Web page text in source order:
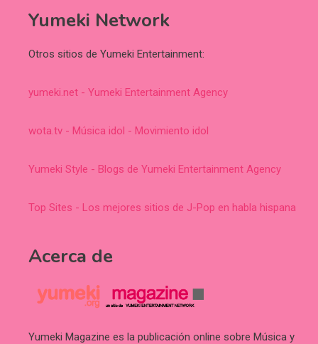
Yumeki Network
Otros sitios de Yumeki Entertainment:
yumeki.net - Yumeki Entertainment Agency
wota.tv - Música idol - Movimiento idol
Yumeki Style - Blogs de Yumeki Entertainment Agency
Top Sites - Los mejores sitios de J-Pop en habla hispana
Acerca de
Yumeki Magazine es la publicación online sobre Música y